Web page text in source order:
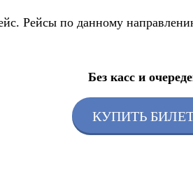
Рейсы по данному
Без касс и
КУПИТЬ